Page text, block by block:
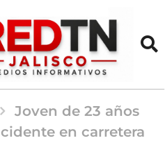
Joven de 23 años
en carretera